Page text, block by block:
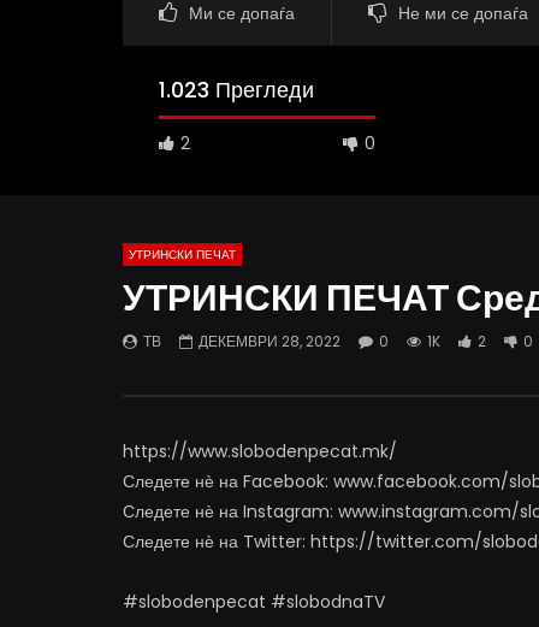
Ми се допаѓа Не ми се допаѓа
1.023 Прегледи
2 0
16:05 12:47
УТРИНСКИ ПЕЧАТ
УТРИНСКИ ПЕЧАТ
ТВ ДЕКЕМВРИ 28, 2022 0 1K 2 0
https://www.slobodenpecat.mk/
Следете нѐ на Facebook: www.facebook.com/
Следете нѐ на Instagram: www.instagram.com/
Следете нѐ на Twitter: https://twitter.com/
#slobodenpecat #slobodnaTV